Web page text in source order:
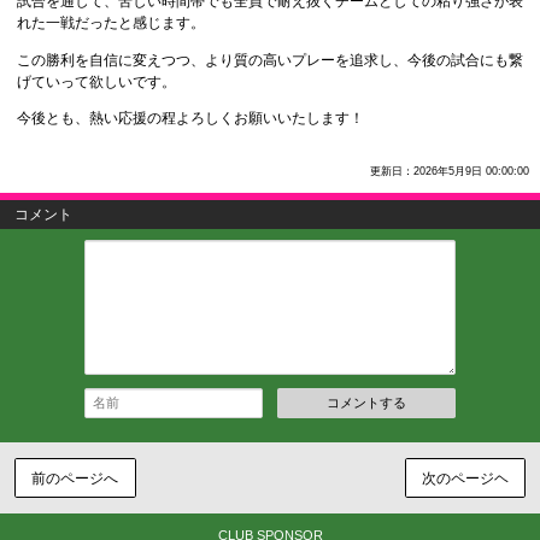
れた一戦だったと感じます。
この勝利を自信に変えつつ、より質の高いプレーを追求し、今後の試合にも繋
げていって欲しいです。
今後とも、熱い応援の程よろしくお願いいたします！
更新日：2026年5月9日 00:00:00
コメント
コメントする
前のページへ 次のページヘ
CLUB SPONSOR